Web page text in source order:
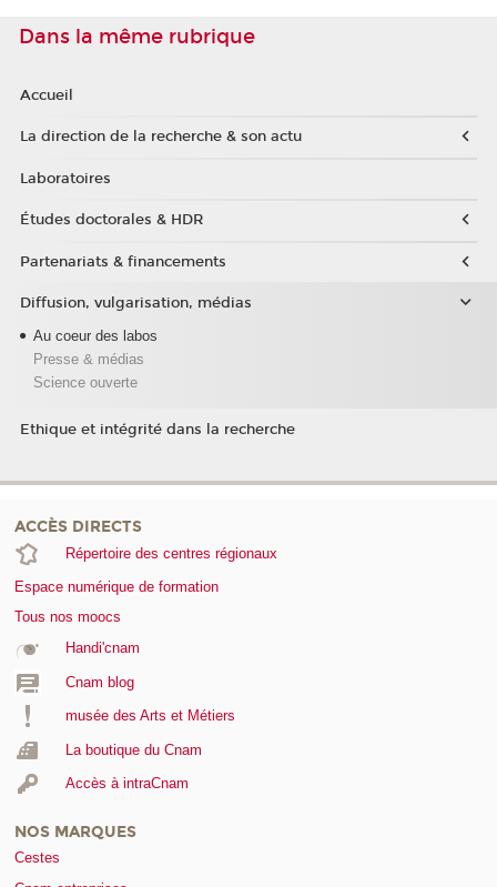
Dans la même rubrique
Accueil
La direction de la recherche & son actu
Laboratoires
Études doctorales & HDR
Partenariats & financements
Diffusion, vulgarisation, médias
Au coeur des labos
Presse & médias
Science ouverte
Ethique et intégrité dans la recherche
ACCÈS DIRECTS
Répertoire des centres régionaux
Espace numérique de formation
Tous nos moocs
Handi'cnam
Cnam blog
musée des Arts et Métiers
La boutique du Cnam
Accès à intraCnam
NOS MARQUES
Cestes